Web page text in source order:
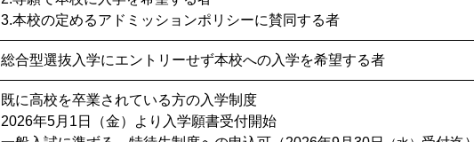
3.本校の定めるアドミッションポリシーに賛同する者
総合型選抜入学にエントリーせず本校への入学を希望する者
既に高校を卒業されている方の入学制度
2026年5月1日（金）より入学願書受付開始